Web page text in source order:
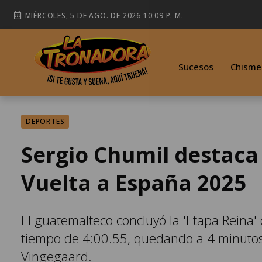
MIÉRCOLES, 5 DE AGO. DE 2026 10:09 P. M.
Sucesos
DEPORTES
Sergio Chumil
Vuelta a España 2025
El guatemalteco concluyó la 'Etapa
tiempo de 4:00.55, quedando a 4
Vingegaard.